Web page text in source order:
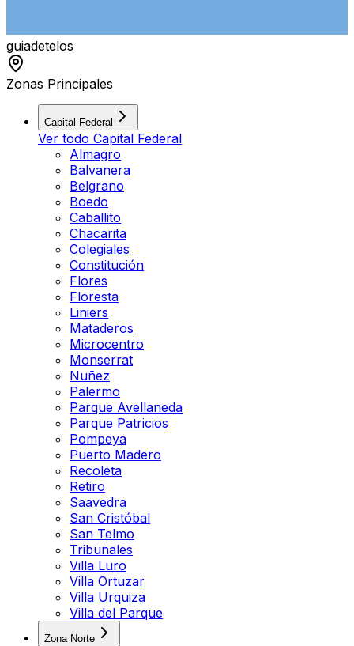
guiadetelos
Zonas Principales
Capital Federal
Ver todo Capital Federal
Almagro
Balvanera
Belgrano
Boedo
Caballito
Chacarita
Colegiales
Constitución
Flores
Floresta
Liniers
Mataderos
Microcentro
Monserrat
Nuñez
Palermo
Parque Avellaneda
Parque Patricios
Pompeya
Puerto Madero
Recoleta
Retiro
Saavedra
San Cristóbal
San Telmo
Tribunales
Villa Luro
Villa Ortuzar
Villa Urquiza
Villa del Parque
Zona Norte